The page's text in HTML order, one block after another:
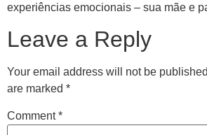
experiências emocionais – sua mãe e
Leave a Reply
Your email address will not be
are marked *
Comment*